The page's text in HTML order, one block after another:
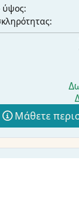
ύψος:
Μάθετε